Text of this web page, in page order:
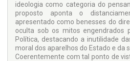
ideologia como categoria do
proposto aponta o
apresentado como benesses do
oculta sob os mitos engendrados
Política, destacando a inutilidade
moral dos aparelhos do Estado e da
Coerentemente com tal ponto de